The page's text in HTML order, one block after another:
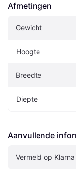
Afmetingen
Gewicht
Hoogte
Breedte
Diepte
Aanvullende
Vermeld op Klarna